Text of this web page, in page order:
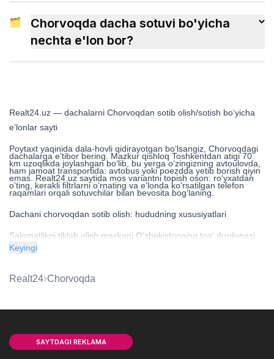
🗂
Chorvoqda dacha sotuvi bo'yicha
nechta e'lon bor?
Realt24.uz — dachalarni Chorvoqdan sotib olish/sotish bo‘yicha
e’lonlar sayti
Poytaxt yaqinida dala-hovli qidirayotgan bo‘lsangiz, Chorvoqdagi
dachalarga e’tibor bering. Mazkur qishloq Toshkentdan atigi 70
km uzoqlikda joylashgan bo‘lib, bu yerga o‘zingizning avtoulovda,
ham jamoat transportida: avtobus yoki poezdda yetib borish qiyin
emas. Realt24.uz saytida mos variantni topish oson: roʻyxatdan
oʻting, kerakli filtrlarni oʻrnating va e’londa koʻrsatilgan telefon
raqamlari orqali sotuvchilar bilan bevosita bogʻlaning.
Dachani chorvoqdan sotib olish: hududning xususiyatlari
Salomatlikni tiklab olish maskani O‘zbekistonning tog‘ durdonasi
hisoblangan zumrad rangli suv ombori bo‘yida joylashgan. Uzun
qirg‘oq chizig‘i, qumli plyajlar va suvga qiya tushish imkoniyati, bu
hamda go‘zal manzaralar va turistik piyoda yurish yo‘llarining
ko‘pligi tufayli, Chorvoqdagi dam olish dachalarini tanlashadi.
bir mashhur mahalliy ko‘ngil ochar ermak — bu instructor bilan
Arzon dacha sotib olish — arzon dachani Chorvoqda qanday
Keyingi
Realt24 Chorvoqda
SAYTDAGI REKLAMA